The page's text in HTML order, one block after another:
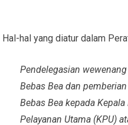
Hal-hal yang diatur dalam
Pendelegasian
Bebas Bea dan
Bebas Bea kepada
Pelayanan Utama (KPU)